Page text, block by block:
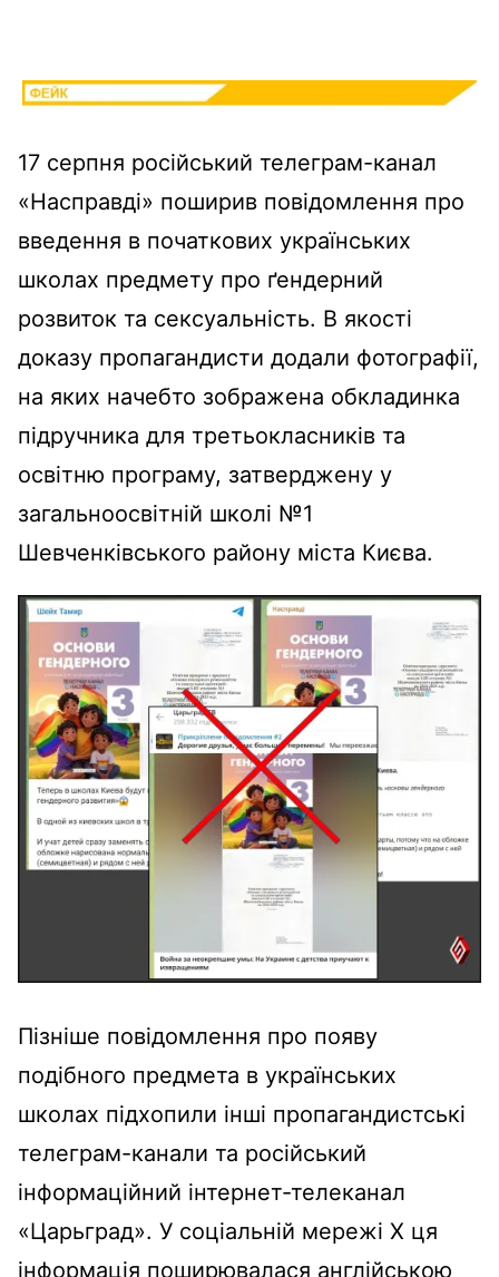
17 серпня російський телеграм-канал
«Насправді» поширив повідомлення про
введення в початкових українських
школах предмету про ґендерний
розвиток та сексуальність. В якості
доказу пропагандисти додали фотографії,
на яких начебто зображена обкладинка
підручника для третьокласників та
освітню програму, затверджену у
загальноосвітній школі №1
Шевченківського району міста Києва.
Пізніше повідомлення про появу
подібного предмета в українських
школах підхопили інші пропагандистські
телеграм-канали та російський
інформаційний інтернет-телеканал
«Царьград». У соціальній мережі Х ця
інформація поширювалася англійською